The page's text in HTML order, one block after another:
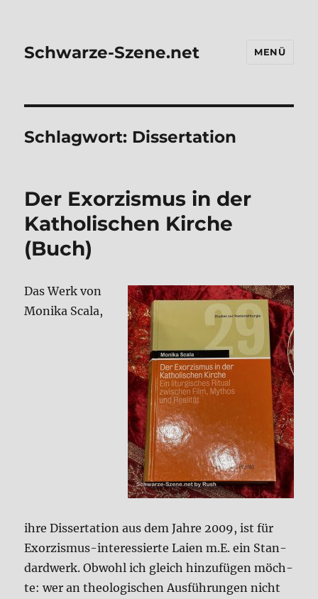
Schwarze-Szene.net MENÜ
Schlagwort: Dissertation
Der Exor­zis­mus in der
Katho­li­schen Kir­che
(Buch)
Das Werk von
Moni­ka Sca­la,
ihre Dis­ser­ta­ti­on aus dem Jah­re 2009, ist für
Exor­zis­mus-inter­es­sier­te Lai­en m.E. ein Stan­
dard­werk. Obwohl ich gleich hin­zu­fü­gen möch­
te: wer an theo­lo­gi­schen Aus­füh­run­gen nicht